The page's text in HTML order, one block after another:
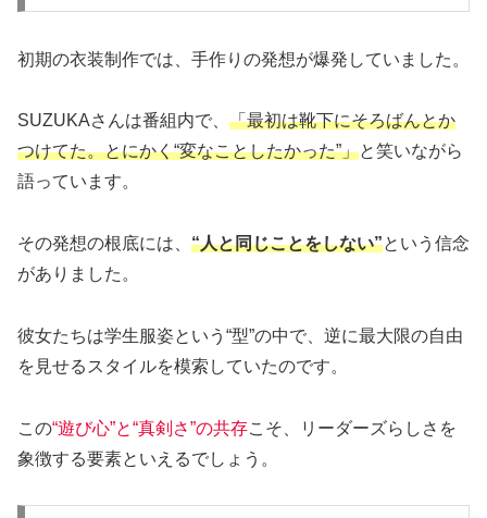
初期の衣装制作では、手作りの発想が爆発していました。
SUZUKAさんは番組内で、 「最初は靴下にそろばんとか
つけてた。とにかく“変なことしたかった”」と笑いながら
語っています。
その発想の根底には、 “人と同じことをしない”という信念
がありました。
彼女たちは学生服姿という“型”の中で、逆に最大限の自由
を見せるスタイルを模索していたのです。
この“遊び心”と“真剣さ”の共存こそ、リーダーズらしさを
象徴する要素といえるでしょう。